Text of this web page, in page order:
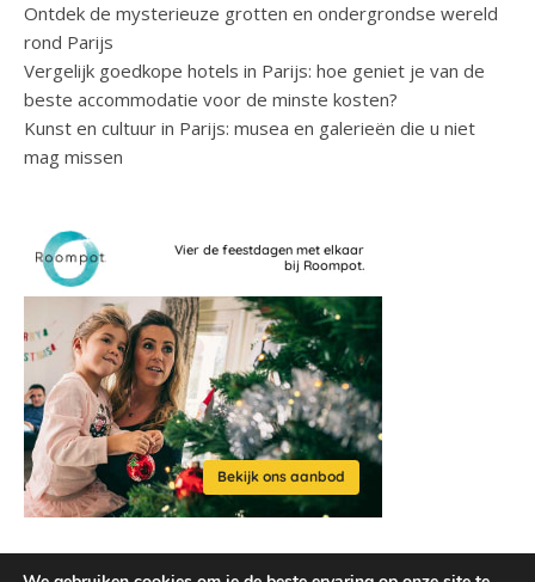
Ontdek de mysterieuze grotten en ondergrondse wereld
rond Parijs
Vergelijk goedkope hotels in Parijs: hoe geniet je van de
beste accommodatie voor de minste kosten?
Kunst en cultuur in Parijs: musea en galerieën die u niet
mag missen